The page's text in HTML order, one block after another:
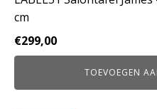
cm
€299,00
TOEVOEGEN